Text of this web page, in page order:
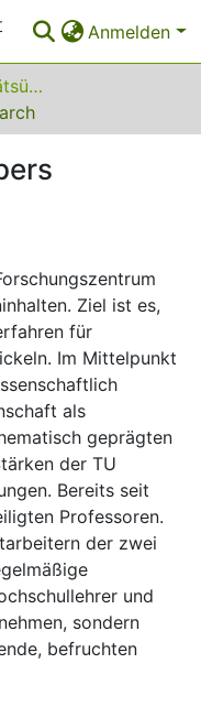
Anmelden
Fach- und Universitätsübergreifendes
Ziel ist es,
für
Im Mittelpunkt
als
geprägten
der TU
Bereits seit
Professoren.
der zwei
und
sondern
befruchten